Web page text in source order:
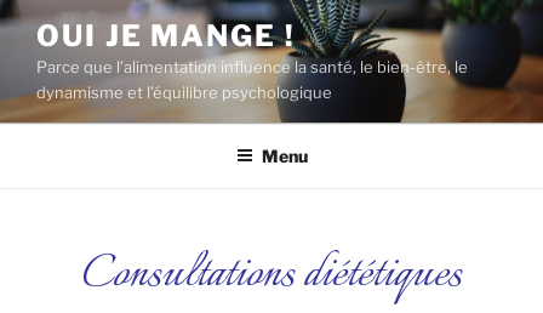
Aller
contenu
principal
OUI JE MANGE !
Parce que l’alimentation influence la santé, le bien-être, le
dynamisme et l’équilibre psychologique
Menu
Consultations diététiques